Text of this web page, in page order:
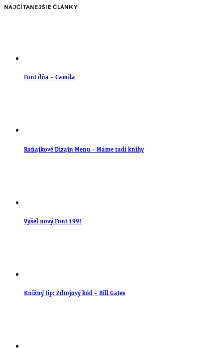
NAJČÍTANEJŠIE ČLÁNKY
Font dňa – Camila
Raňajkové Dizajn Menu – Máme radi knihy
Vyšel nový Font 199!
Knižný tip: Zdrojový kód – Bill Gates